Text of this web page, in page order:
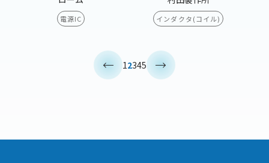
電源IC インダクタ(コイル)
12345